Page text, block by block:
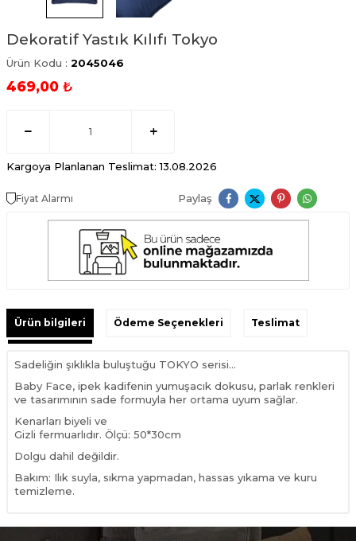
Dekoratif Yastık Kılıfı Tokyo
Ürün Kodu : 2045046
469,00 ₺
Kargoya Planlanan Teslimat: 13.08.2026
Fiyat Alarmı Paylaş
Ürün bilgileri Ödeme Seçenekleri Teslimat
Sadeliğin şıklıkla buluştuğu TOKYO serisi…
Baby Face, ipek kadifenin yumuşacık dokusu, parlak renkleri
ve tasarımının sade formuyla her ortama uyum sağlar.
Kenarları biyeli ve
Gizli fermuarlıdır. Ölçü: 50*30cm
Dolgu dahil değildir.
Bakım: Ilık suyla, sıkma yapmadan, hassas yıkama ve kuru
temizleme.